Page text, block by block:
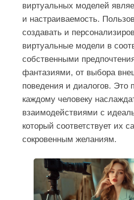
виртуальных моделей
и настраиваемость.
создавать и
виртуальные модели в
собственными
фантазиями, от выбора
поведения и диалогов. Это
каждому человеку
взаимодействиями с
который соответствует их
сокровенным желаниям.